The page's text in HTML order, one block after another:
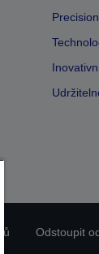
Odstoupit